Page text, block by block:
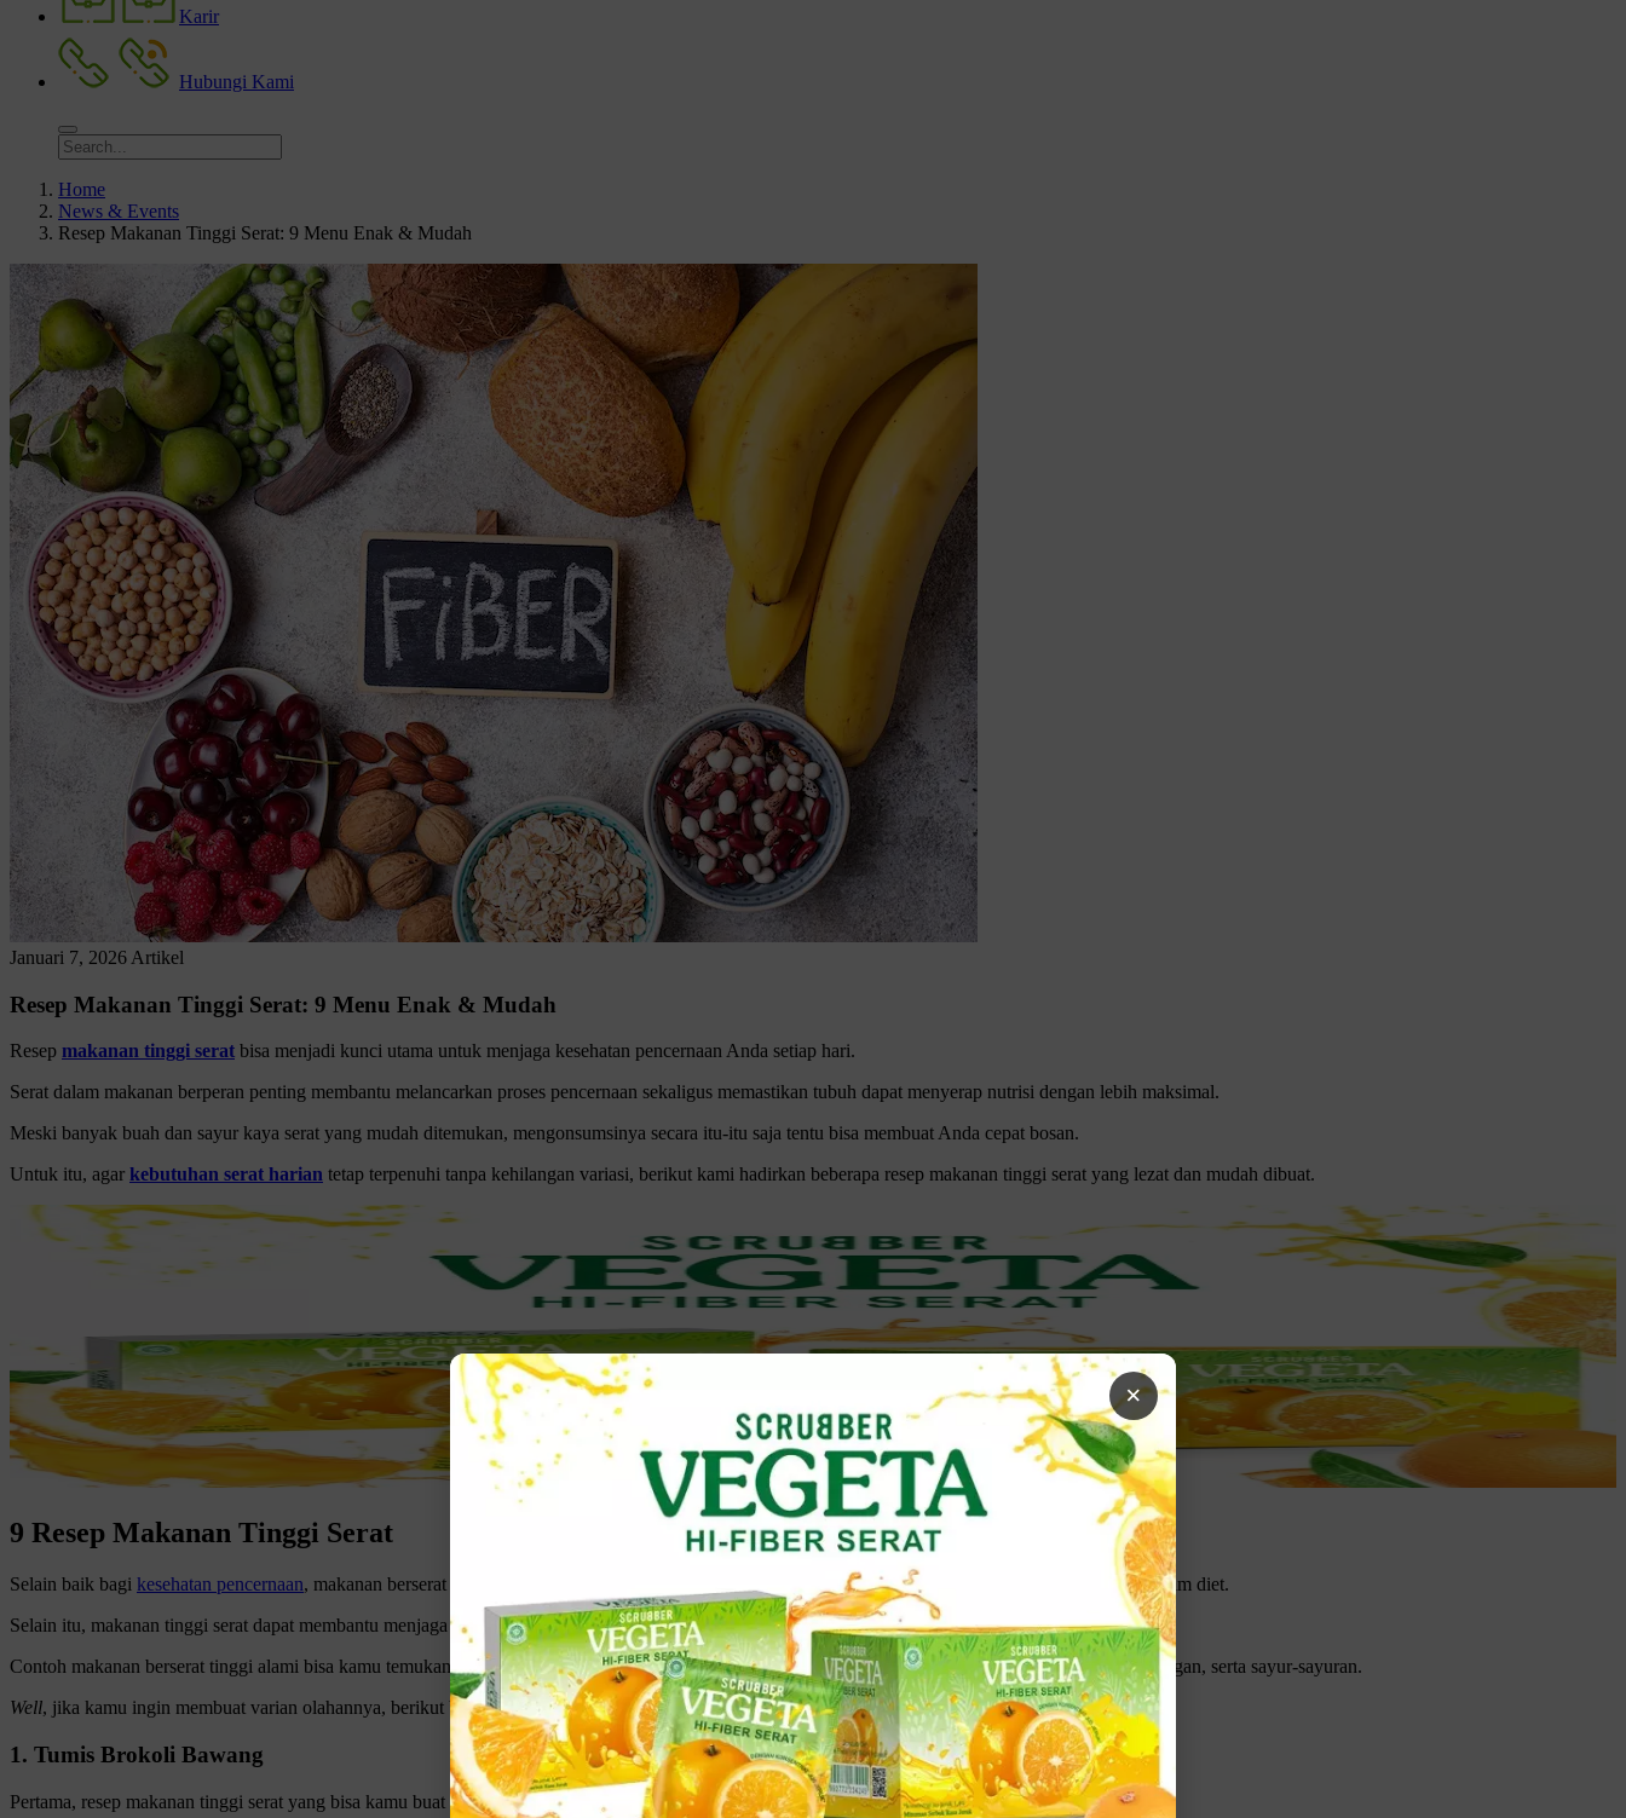
Karir
Hubungi Kami
Home
News & Events
Resep Makanan Tinggi Serat: 9 Menu Enak & Mudah
Januari 7, 2026 Artikel
Resep Makanan Tinggi Serat: 9 Menu Enak & Mudah
Resep makanan tinggi serat bisa menjadi kunci utama untuk menjaga kesehatan pencernaan Anda setiap hari.
Serat dalam makanan berperan penting membantu melancarkan proses pencernaan sekaligus memastikan tubuh dapat menyerap nutrisi dengan lebih maksimal.
Meski banyak buah dan sayur kaya serat yang mudah ditemukan, mengonsumsinya secara itu-itu saja tentu bisa membuat Anda cepat bosan.
Untuk itu, agar kebutuhan serat harian tetap terpenuhi tanpa kehilangan variasi, berikut kami hadirkan beberapa resep makanan tinggi serat yang lezat dan mudah dibuat.
×
9 Resep Makanan Tinggi Serat
Selain baik bagi kesehatan pencernaan, makanan berserat tinggi juga mampu menjaga berat badan, sehingga cocok bagi kamu yang lagi menjalani program diet.
Selain itu, makanan tinggi serat dapat membantu menjaga keseimbangan bakteri baik di dalam usus, sehingga melancarkan proses metabolisme.
Contoh makanan berserat tinggi alami bisa kamu temukan dengan mudah dari berbagai jenis makanan sehari-hari, mulai dari apel, alpukat, kacang-kacangan, serta sayur-sayuran.
Well, jika kamu ingin membuat varian olahannya, berikut beberapa resep makanan tinggi serat yang bisa dicoba, antara lain yaitu:
1. Tumis Brokoli Bawang
Pertama, resep makanan tinggi serat yang bisa kamu buat dengan mudah adalah tumis brokoli.